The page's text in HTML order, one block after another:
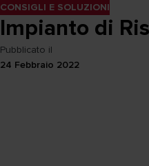
CONSIGLI E SOLUZIONI
Impianto di
Pubblicato il
24 Febbraio 2022